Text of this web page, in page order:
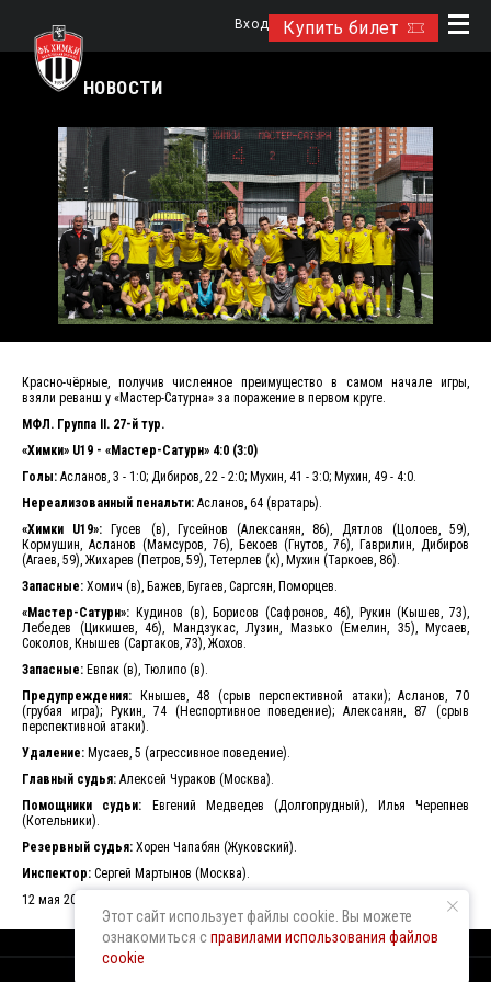
Купить билет
Вход
НОВОСТИ
Красно-чёрные, получив численное преимущество в самом начале игры,
взяли реванш у «Мастер-Сатурна» за поражение в первом круге.
МФЛ. Группа II. 27-й тур.
«Химки» U19 - «Мастер-Сатурн» 4:0 (3:0)
Голы: Асланов, 3 - 1:0; Дибиров, 22 - 2:0; Мухин, 41 - 3:0; Мухин, 49 - 4:0.
Нереализованный пенальти: Асланов, 64 (вратарь).
«Химки U19»: Гусев (в), Гусейнов (Алексанян, 86), Дятлов (Цолоев, 59),
Кормушин, Асланов (Мамсуров, 76), Бекоев (Гнутов, 76), Гаврилин, Дибиров
(Агаев, 59), Жихарев (Петров, 59), Тетерлев (к), Мухин (Таркоев, 86).
Запасные: Хомич (в), Бажев, Бугаев, Саргсян, Поморцев.
«Мастер-Сатурн»: Кудинов (в), Борисов (Сафронов, 46), Рукин (Кышев, 73),
Лебедев (Цикишев, 46), Мандзукас, Лузин, Мазько (Емелин, 35), Мусаев,
Соколов, Кнышев (Сартаков, 73), Жохов.
Запасные: Евпак (в), Тюлипо (в).
Предупреждения: Кнышев, 48 (срыв перспективной атаки); Асланов, 70
(грубая игра); Рукин, 74 (Неспортивное поведение); Алексанян, 87 (срыв
перспективной атаки).
Удаление: Мусаев, 5 (агрессивное поведение).
Главный судья: Алексей Чураков (Москва).
Помощники судьи:
Евгений Медведев (Долгопрудный), Илья Черепнев
(Котельники).
Резервный судья: Хорен Чапабян (Жуковский).
Инспектор: Сергей Мартынов (Москва).
12 мая 2023. Химки. Стадион «Новые Химки». 65 зрителей.
Этот сайт использует файлы cookie. Вы можете
ознакомиться справилами использования файлов
cookie